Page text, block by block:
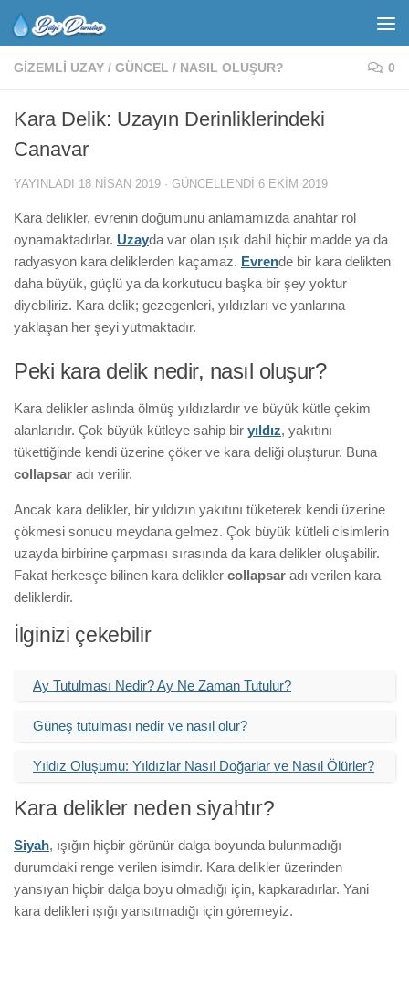
GIZEMLI UZAY / GÜNCEL / NASIL OLUŞUR? 0
Kara Delik: Uzayın Derinliklerindeki
Canavar
YAYINLADI 18 NISAN 2019 · GÜNCELLENDI 6 EKIM 2019
Kara delikler, evrenin doğumunu anlamamızda anahtar rol
oynamaktadırlar. Uzayda var olan ışık dahil hiçbir madde ya da
radyasyon kara deliklerden kaçamaz. Evrende bir kara delikten
daha büyük, güçlü ya da korkutucu başka bir şey yoktur
diyebiliriz. Kara delik; gezegenleri, yıldızları ve yanlarına
yaklaşan her şeyi yutmaktadır.
Peki kara delik nedir, nasıl oluşur?
Kara delikler aslında ölmüş yıldızlardır ve büyük kütle çekim
alanlarıdır. Çok büyük kütleye sahip bir yıldız, yakıtını
tükettiğinde kendi üzerine çöker ve kara deliği oluşturur. Buna
collapsar adı verilir.
Ancak kara delikler, bir yıldızın yakıtını tüketerek kendi üzerine
çökmesi sonucu meydana gelmez. Çok büyük kütleli cisimlerin
uzayda birbirine çarpması sırasında da kara delikler oluşabilir.
Fakat herkesçe bilinen kara delikler collapsar adı verilen kara
deliklerdir.
İlginizi çekebilir
Ay Tutulması Nedir? Ay Ne Zaman Tutulur?
Güneş tutulması nedir ve nasıl olur?
Yıldız Oluşumu: Yıldızlar Nasıl Doğarlar ve Nasıl Ölürler?
Kara delikler neden siyahtır?
Siyah, ışığın hiçbir görünür dalga boyunda bulunmadığı
durumdaki renge verilen isimdir. Kara delikler üzerinden
yansıyan hiçbir dalga boyu olmadığı için, kapkaradırlar. Yani
kara delikleri ışığı yansıtmadığı için göremeyiz.